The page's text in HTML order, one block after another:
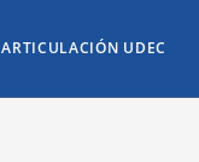
ARTICULACIÓN UDEC